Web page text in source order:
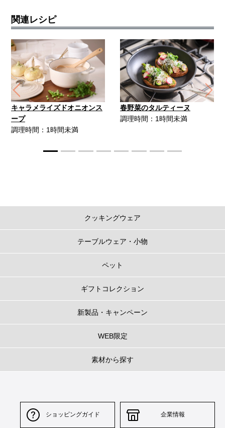
関連レシピ
キャラメライズドオニオンス
ープ
調理時間：1時間未満
春野菜のタルティーヌ
調理時間：1時間未満
Previous
クッキングウェア
テーブルウェア・小物
ペット
ギフトコレクション
新製品・キャンペーン
WEB限定
素材から探す
ショッピングガイド 企業情報